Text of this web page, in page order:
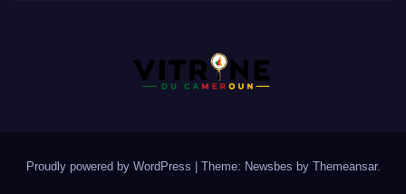
Proudly powered by WordPress | Theme: Newsbes by Themeansar.